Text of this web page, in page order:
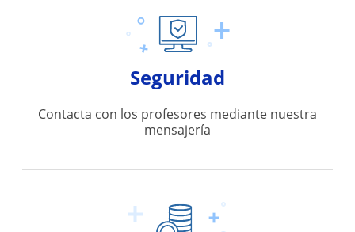
Seguridad
Contacta con los profesores mediante nuestra
mensajería